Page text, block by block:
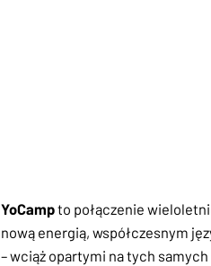
YoCampto połączenie
nową energią, współczesnym
– wciąż opartymi na tych